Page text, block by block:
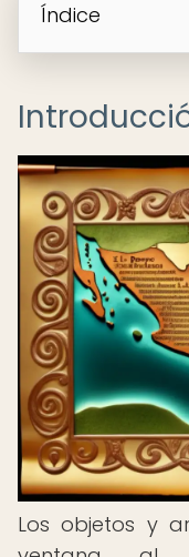
Índice
Los objetos y